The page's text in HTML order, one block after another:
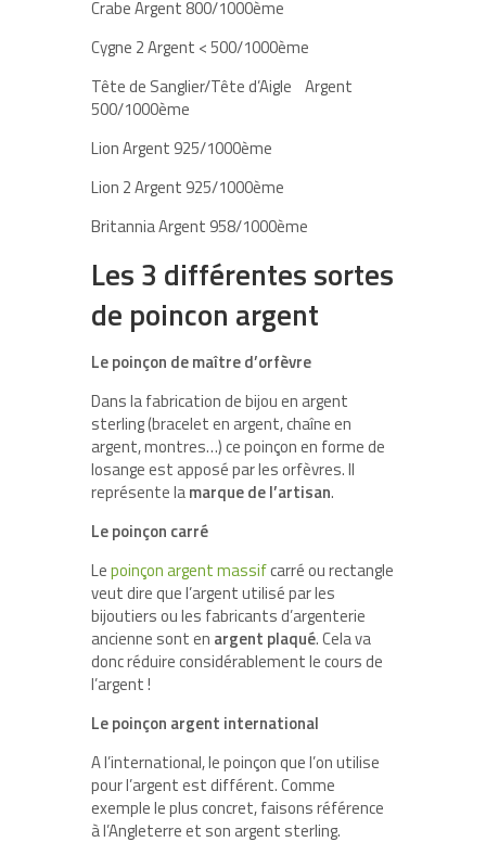
Crabe Argent 800/1000ème
Cygne 2 Argent < 500/1000ème
Tête de Sanglier/Tête d’Aigle Argent
500/1000ème
Lion Argent 925/1000ème
Lion 2 Argent 925/1000ème
Britannia Argent 958/1000ème
Les 3 différentes sortes
de poincon argent
Le poinçon de maître d’orfèvre
Dans la fabrication de bijou en argent
sterling (bracelet en argent, chaîne en
argent, montres…) ce poinçon en forme de
losange est apposé par les orfèvres. Il
représente lamarque de l’artisan.
Le poinçon carré
Lepoinçon argent massifcarré ou rectangle
veut dire que l’argent utilisé par les
bijoutiers ou les fabricants d’argenterie
ancienne sont en argent plaqué. Cela va
donc réduire considérablement le cours de
l’argent !
Le poinçon argent international
A l’international, le poinçon que l’on utilise
pour l’argent est différent. Comme
exemple le plus concret, faisons référence
à l’Angleterre et son argent sterling.